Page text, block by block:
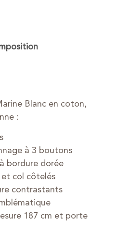
Blanc en coton,
:
à 3 boutons
bordure dorée
col côtelés
contrastants
187 cm et porte